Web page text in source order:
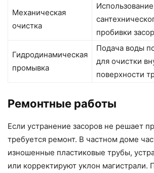
Механическая
очистка
Использование
пробивки
Гидродинамическая
промывка
Подача воды
для очистки
поверхности
Ремонтные работы
Если устранение засоров не решает
требуется ремонт. В частном доме
изношенные пластиковые трубы,
или корректируют уклон магистрали.